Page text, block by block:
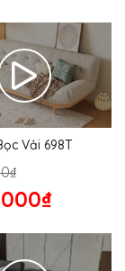
Vải 698T